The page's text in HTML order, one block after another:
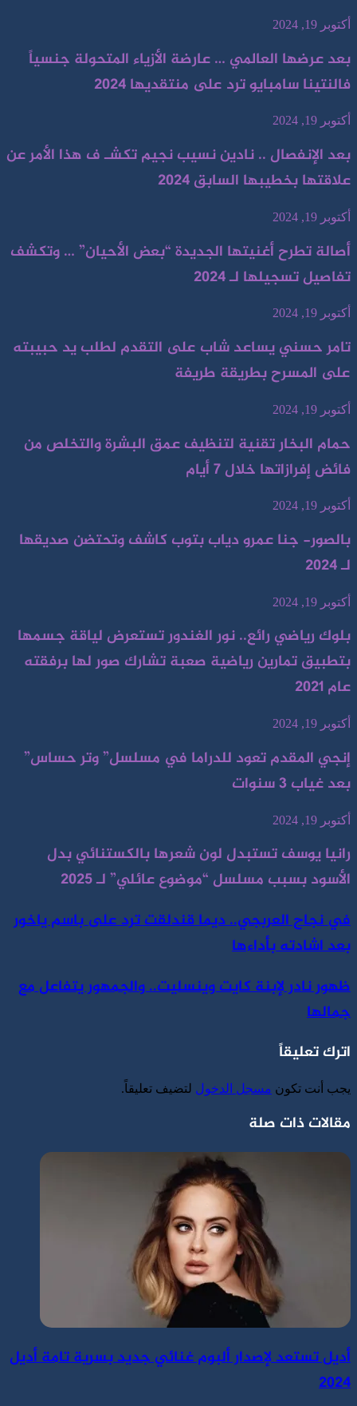
أكتوبر 19, 2024
بعد عرضها العالمي … عارضة الأزياء المتحولة جنسياً
فالنتينا سامبايو ترد على منتقديها 2024
أكتوبر 19, 2024
بعد الإنفصال .. نادين نسيب نجيم تكشـ ف هذا الأمر عن
علاقتها بخطيبها السابق 2024
أكتوبر 19, 2024
أصالة تطرح أغنيتها الجديدة “بعض الأحيان” … وتكشف
تفاصيل تسجيلها لـ 2024
أكتوبر 19, 2024
تامر حسني يساعد شاب على التقدم لطلب يد حبيبته
على المسرح بطريقة طريفة
أكتوبر 19, 2024
حمام البخار تقنية لتنظيف عمق البشرة والتخلص من
فائض إفرازاتها خلال 7 أيام
أكتوبر 19, 2024
بالصور- جنا عمرو دياب بتوب كاشف وتحتضن صديقها
لـ 2024
أكتوبر 19, 2024
بلوك رياضي رائع.. نور الغندور تستعرض لياقة جسمها
بتطبيق تمارين رياضية صعبة تشارك صور لها برفقته
عام 2021
أكتوبر 19, 2024
إنجي المقدم تعود للدراما في مسلسل” وتر حساس”
بعد غياب 3 سنوات
أكتوبر 19, 2024
رانيا يوسف تستبدل لون شعرها بالكستنائي بدل
الأسود بسبب مسلسل “موضوع عائلي” لـ 2025
في نجاح العربجي.. ديما قندلقت ترد على باسم ياخور
بعد اشادته بأداءها
ظهور نادر لإبنة كايت وينسليت.. والجمهور يتفاعل مع
جمالها
اترك تعليقاً
يجب أنت تكون مسجل الدخول لتضيف تعليقاً.
مقالات ذات صلة
أديل تستعد لإصدار ألبوم غنائي جديد بسرية تامة أديل
2024